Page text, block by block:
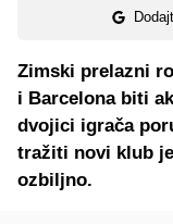
Zimski prelazni
i Barcelona biti
dvojici igrača
tražiti novi klub
ozbiljno.